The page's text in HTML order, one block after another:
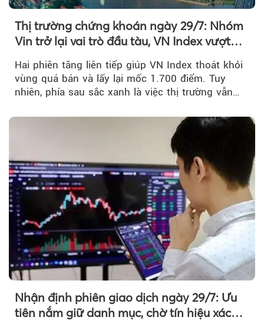
Thị trường chứng khoán ngày 29/7: Nhóm
Vin trở lại vai trò đầu tàu, VN Index vượt
Hai phiên tăng liên tiếp giúp VN Index thoát khỏi
vùng quá bán và lấy lại mốc 1.700 điểm. Tuy
nhiên, phía sau sắc xanh là việc thị trường vẫn
tiền vẫn chưa thực sự trở lại.
Nhận định phiên giao dịch ngày 29/7: Ưu
tiên nắm giữ danh mục, chờ tín hiệu xác